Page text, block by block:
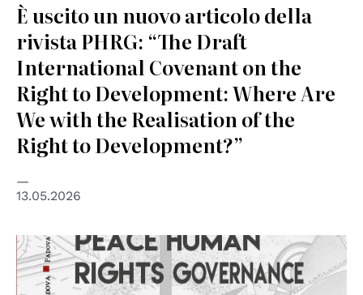
È uscito un nuovo articolo della
rivista PHRG: “The Draft
International Covenant on the
Right to Development: Where Are
We with the Realisation of the
Right to Development?”
13.05.2026